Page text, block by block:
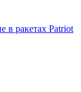
в ракетах Patriot